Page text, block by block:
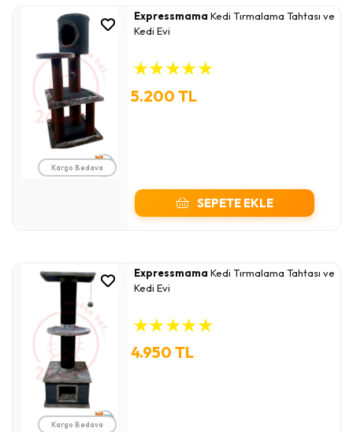
Kargo Bedava
Expressmama Kedi Tırmalama Tahtası ve
Kedi Evi
★★★★★
5.200 TL
SEPETE EKLE
Kargo Bedava
Expressmama Kedi Tırmalama Tahtası ve
Kedi Evi
★★★★★
4.950 TL